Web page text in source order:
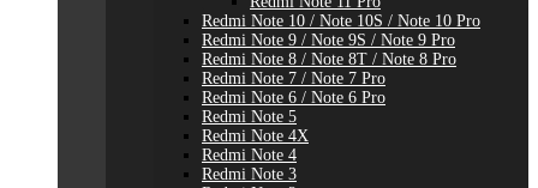
Redmi Note 10 / Note 10S / Note 10 Pro
Redmi Note 9 / Note 9S / Note 9 Pro
Redmi Note 8 / Note 8T / Note 8 Pro
Redmi Note 7 / Note 7 Pro
Redmi Note 6 / Note 6 Pro
Redmi Note 5
Redmi Note 4X
Redmi Note 4
Redmi Note 3